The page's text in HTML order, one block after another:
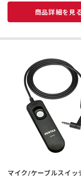
商品詳細を見
マイク/ケーブルスイッ